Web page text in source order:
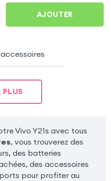
AJOUTER
PLUS
Vivo Y21s avec tous
, vous trouverez des
des batteries
des accessoires
pour profiter au